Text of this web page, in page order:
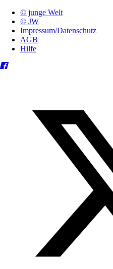
© junge Welt
© JW
Impressum/Datenschutz
AGB
Hilfe